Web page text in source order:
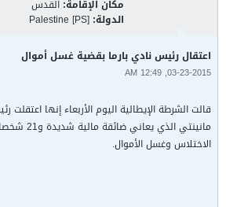
مكان الإقامة: القدس
الدولة: Palestine [PS]
اعتقال رئيس نادي بارما بقضية غسل أموال
03-23-2015, 12:49 AM
قالت الشرطة الإيطالية اليوم الأربعاء إنها اعتقلت
مانينتي
الاختلاس وغسل الأموال.